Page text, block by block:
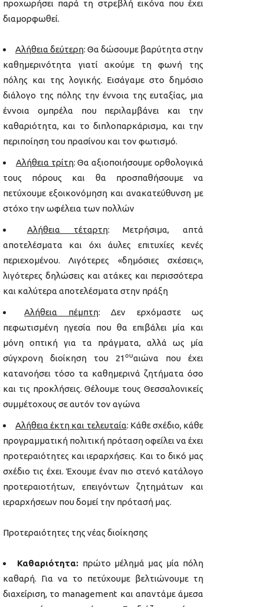
προχωρήσει παρά τη στρεβλή εικόνα που έχει
διαμορφωθεί.
Αλήθεια δεύτερη: Θα δώσουμε βαρύτητα στην
καθημερινότητα γιατί ακούμε τη φωνή της
πόλης και της λογικής. Εισάγαμε στο δημόσιο
διάλογο της πόλης την έννοια της ευταξίας, μια
έννοια ομπρέλα που περιλαμβάνει και την
καθαριότητα, και το διπλοπαρκάρισμα, και την
περιποίηση του πρασίνου και τον φωτισμό.
Αλήθεια τρίτη: Θα αξιοποιήσουμε ορθολογικά
τους πόρους και θα προσπαθήσουμε να
πετύχουμε εξοικονόμηση και ανακατεύθυνση με
στόχο την ωφέλεια των πολλών
Αλήθεια τέταρτη: Μετρήσιμα, απτά
αποτελέσματα και όχι άυλες επιτυχίες κενές
περιεχομένου. Λιγότερες «δημόσιες σχέσεις»,
λιγότερες δηλώσεις και ατάκες και περισσότερα
και καλύτερα αποτελέσματα στην πράξη
Αλήθεια πέμπτη: Δεν ερχόμαστε ως
πεφωτισμένη ηγεσία που θα επιβάλει μία και
μόνη οπτική για τα πράγματα, αλλά ως μία
σύγχρονη διοίκηση του 21 ουαιώνα που έχει
κατανοήσει τόσο τα καθημερινά ζητήματα όσο
και τις προκλήσεις. Θέλουμε τους Θεσσαλονικείς
συμμέτοχους σε αυτόν τον αγώνα
Αλήθεια έκτη και τελευταία: Κάθε σχέδιο, κάθε
προγραμματική πολιτική πρόταση οφείλει να έχει
προτεραιότητες και ιεραρχήσεις. Και το δικό μας
σχέδιο τις έχει. Έχουμε έναν πιο στενό κατάλογο
προτεραιοτήτων, επειγόντων ζητημάτων και
ιεραρχήσεων που δομεί την πρότασή μας.
Προτεραιότητες της νέας διοίκησης
Καθαριότητα: πρώτο μέλημά μας μία πόλη
καθαρή. Για να το πετύχουμε βελτιώνουμε τη
διαχείριση, το management και απαντάμε άμεσα